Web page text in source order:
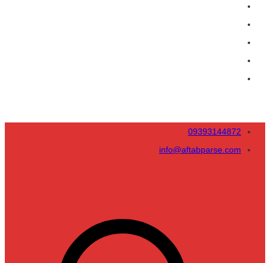
09393144872
info@aftabparse.com